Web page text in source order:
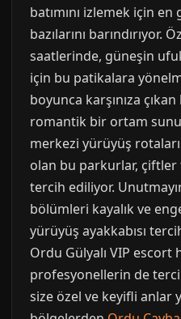
batımını izlemek için
bazılarını barındırıyor.
saatlerinde, güneşin
için bu patikalara
boyunca karşınıza
romantik bir ortam
merkezi yürüyüş
olan bu parkurlar, çiftler
tercih ediliyor.
bölümleri kayalık ve
yürüyüş ayakkabısı
Ordu Gülyalı VIP escort
profesyonellerin de
size özel ve keyifli anlar